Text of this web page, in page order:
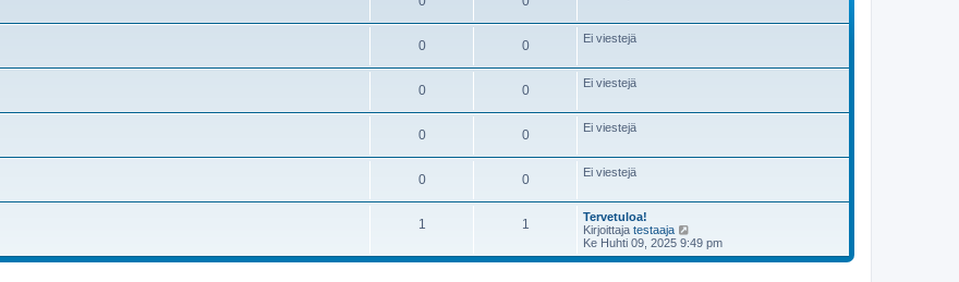
0 0 Ei viestejä
0 0 Ei viestejä
0 0 Ei viestejä
0 0 Ei viestejä
1 1
Tervetuloa!
Kirjoittaja testaaja
ä
y
Ke Huhti 09, 2025 9:49 pm